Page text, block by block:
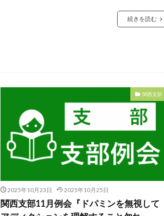
続きを読む
関西支部
2025年10月23日 2025年10月25日
関西支部11月例会『ドパミンを無視して